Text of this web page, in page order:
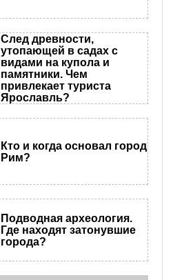
След древности,
утопающей в садах с
видами на купола и
памятники. Чем
привлекает туриста
Ярославль?
Кто и когда основал город
Рим?
Подводная археология.
Где находят затонувшие
города?